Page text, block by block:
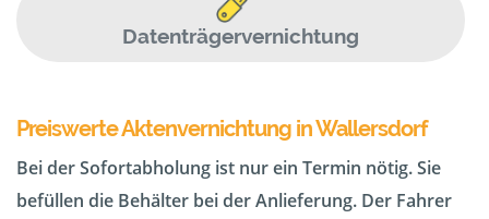
Datenträgervernichtung
Preiswerte Aktenvernichtung in Wallersdorf
Bei der Sofortabholung ist nur ein Termin nötig. Sie
befüllen die Behälter bei der Anlieferung. Der Fahrer